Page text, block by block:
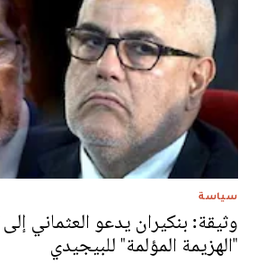
سياسة
وثيقة: بنكيران يدعو العثماني
"الهزيمة المؤلمة" للبيجيدي